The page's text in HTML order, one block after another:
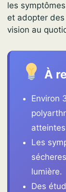
les
et adopter
vision au
À
Environ
Les
lumière.
Des